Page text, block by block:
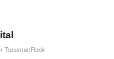
TucumanRock